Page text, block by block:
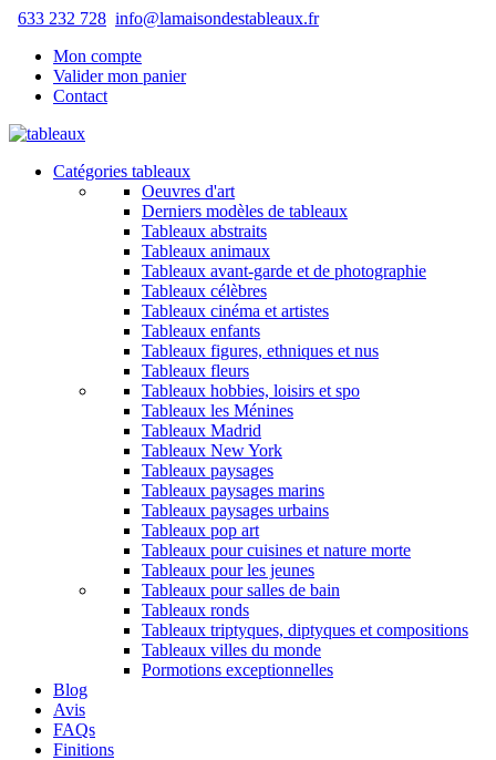
633 232 728 info@lamaisondestableaux.fr
Mon compte
Valider mon panier
Contact
Catégories tableaux
Oeuvres d'art
Derniers modèles de tableaux
Tableaux abstraits
Tableaux animaux
Tableaux avant-garde et de photographie
Tableaux célèbres
Tableaux cinéma et artistes
Tableaux enfants
Tableaux figures, ethniques et nus
Tableaux fleurs
Tableaux hobbies, loisirs et spo
Tableaux les Ménines
Tableaux Madrid
Tableaux New York
Tableaux paysages
Tableaux paysages marins
Tableaux paysages urbains
Tableaux pop art
Tableaux pour cuisines et nature morte
Tableaux pour les jeunes
Tableaux pour salles de bain
Tableaux ronds
Tableaux triptyques, diptyques et compositions
Tableaux villes du monde
Pormotions exceptionnelles
Blog
Avis
FAQs
Finitions